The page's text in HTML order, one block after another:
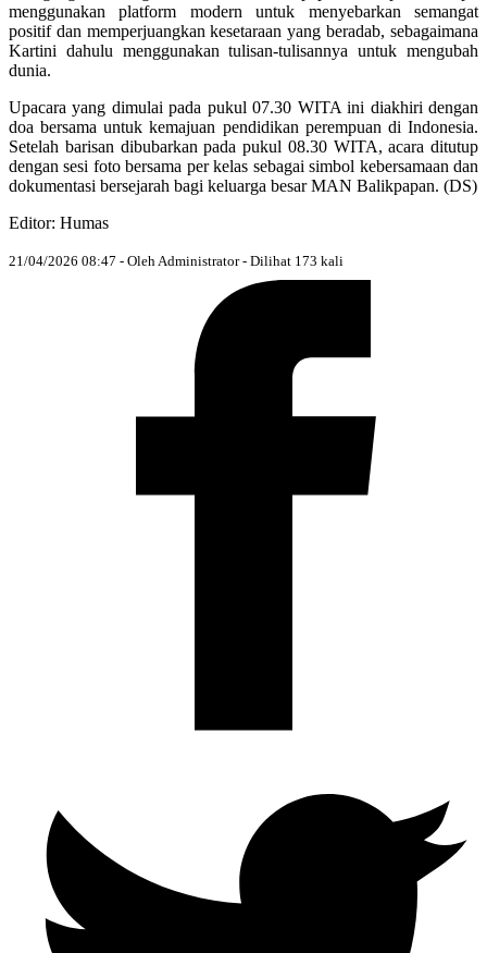
menggunakan platform modern untuk menyebarkan semangat
positif dan memperjuangkan kesetaraan yang beradab, sebagaimana
Kartini dahulu menggunakan tulisan-tulisannya untuk mengubah
dunia.
Upacara yang dimulai pada pukul 07.30 WITA ini diakhiri dengan
doa bersama untuk kemajuan pendidikan perempuan di Indonesia.
Setelah barisan dibubarkan pada pukul 08.30 WITA, acara ditutup
dengan sesi foto bersama per kelas sebagai simbol kebersamaan dan
dokumentasi bersejarah bagi keluarga besar MAN Balikpapan. (DS)
Editor: Humas
21/04/2026 08:47 - Oleh Administrator - Dilihat 173 kali